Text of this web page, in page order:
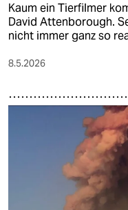
Kaum ein Tierfilmer
David Attenborough.
nicht immer ganz so
8.5.2026